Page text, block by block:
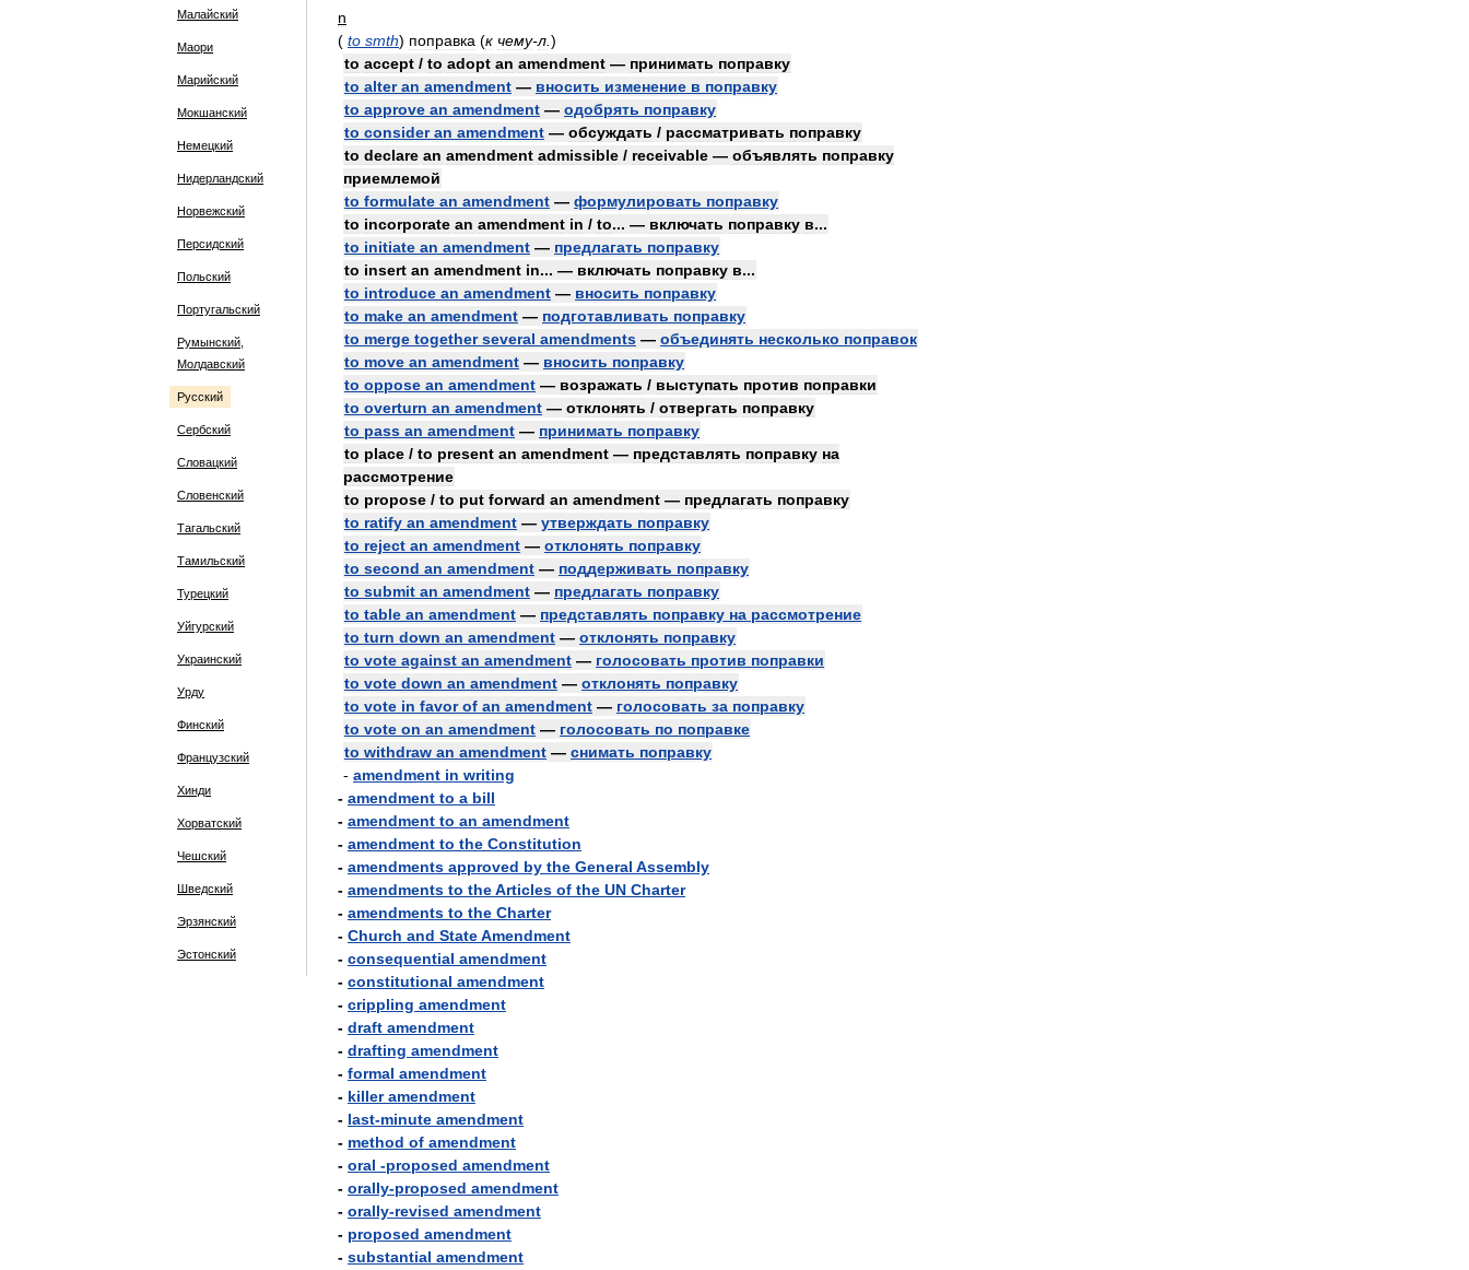
Малайский
Маори
Марийский
Мокшанский
Немецкий
Нидерландский
Норвежский
Персидский
Польский
Португальский
Румынский,
Молдавский
Русский
Сербский
Словацкий
Словенский
Тагальский
Тамильский
Турецкий
Уйгурский
Украинский
Урду
Финский
Французский
Хинди
Хорватский
Чешский
Шведский
Эрзянский
Эстонский
n
( to smth) поправка (к чему-л )
to accept / to adopt an amendment — принимать поправку
to alter an amendment — вносить изменение в поправку
to approve an amendment — одобрять поправку
to consider an amendment — обсуждать / рассматривать поправку
to declare an amendment admissible / receivable — объявлять поправку
приемлемой
to formulate an amendment — формулировать поправку
to incorporate an amendment in / to... — включать поправку в...
to initiate an amendment — предлагать поправку
to insert an amendment in... — включать поправку в...
to introduce an amendment — вносить поправку
to make an amendment — подготавливать поправку
to merge together several amendments — объединять несколько поправок
to move an amendment — вносить поправку
to oppose an amendment — возражать / выступать против поправки
to overturn an amendment — отклонять / отвергать поправку
to pass an amendment — принимать поправку
to place / to present an amendment — представлять поправку на
рассмотрение
to propose / to put forward an amendment — предлагать поправку
to ratify an amendment — утверждать поправку
to reject an amendment — отклонять поправку
to second an amendment — поддерживать поправку
to submit an amendment — предлагать поправку
to table an amendment — представлять поправку на рассмотрение
to turn down an amendment — отклонять поправку
to vote against an amendment — голосовать против поправки
to vote down an amendment — отклонять поправку
to vote in favor of an amendment — голосовать за поправку
to vote on an amendment — голосовать по поправке
to withdraw an amendment — снимать поправку
- amendment in writing
- amendment to a bill
- amendment to an amendment
- amendment to the Constitution
- amendments approved by the General Assembly
- amendments to theArticles of the UN Charter
- amendments to the Charter
- Church and StateAmendment
- consequential amendment
- constitutional amendment
- crippling amendment
- draft amendment
- drafting amendment
- formal amendment
- killer amendment
- last-minute amendment
- method of amendment
- oral -proposed amendment
- orally-proposed amendment
- orally-revised amendment
- proposed amendment
- substantial amendment